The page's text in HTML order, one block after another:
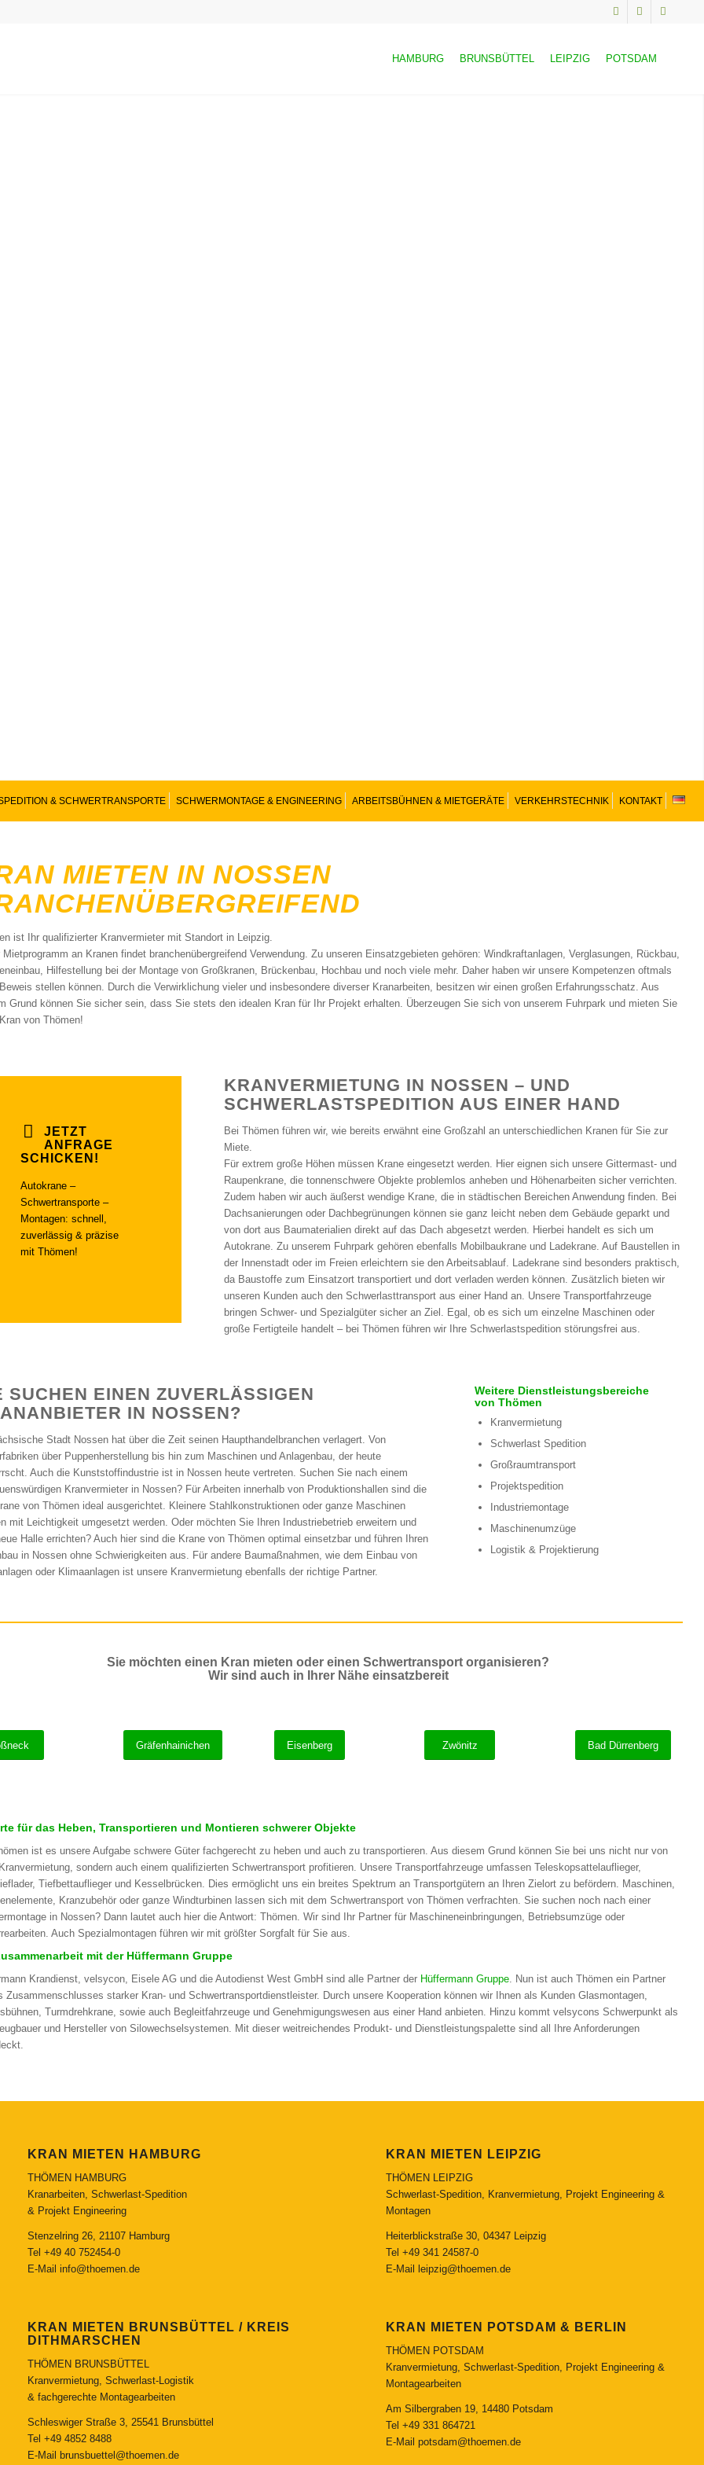
HAMBURG BRUNSBÜTTEL LEIPZIG POTSDAM
& SCHWERTRANSPORTE SCHWERMONTAGE & ENGINEERING ARBEITSBÜHNEN & MIETGERÄTE VERKEHRSTECHNIK KONTAKT
MIETEN IN NOSSEN
ist Ihr qualifizierter Kranvermieter mit Standort in Leipzig.
Mietprogramm an Kranen findet branchenübergreifend Verwendung. Zu unseren Einsatzgebieten gehören: Windkraftanlagen, Verglasungen, Rückbau,
Hilfestellung bei der Montage von Großkranen, Brückenbau, Hochbau und noch viele mehr. Daher haben wir unsere Kompetenzen oftmals
stellen können. Durch die Verwirklichung vieler und insbesondere diverser Kranarbeiten, besitzen wir einen großen Erfahrungsschatz. Aus
Grund können Sie sicher sein, dass Sie stets den idealen Kran für Ihr Projekt erhalten. Überzeugen Sie sich von unserem Fuhrpark und mieten Sie
von Thömen!
JETZT
ANFRAGE
SCHICKEN!
Autokrane –
Schwertransporte –
Montagen: schnell,
zuverlässig & präzise
mit Thömen!
KRANVERMIETUNG IN NOSSEN – UND
SCHWERLASTSPEDITION AUS EINER HAND
Bei Thömen führen wir, wie bereits erwähnt eine Großzahl an unterschiedlichen Kranen für Sie zur
Miete.
Für extrem große Höhen müssen Krane eingesetzt werden. Hier eignen sich unsere Gittermast- und
Raupenkrane, die tonnenschwere Objekte problemlos anheben und Höhenarbeiten sicher verrichten.
Zudem haben wir auch äußerst wendige Krane, die in städtischen Bereichen Anwendung finden. Bei
Dachsanierungen oder Dachbegrünungen können sie ganz leicht neben dem Gebäude geparkt und
von dort aus Baumaterialien direkt auf das Dach abgesetzt werden. Hierbei handelt es sich um
Autokrane. Zu unserem Fuhrpark gehören ebenfalls Mobilbaukrane und Ladekrane. Auf Baustellen in
der Innenstadt oder im Freien erleichtern sie den Arbeitsablauf. Ladekrane sind besonders praktisch,
da Baustoffe zum Einsatzort transportiert und dort verladen werden können. Zusätzlich bieten wir
unseren Kunden auch den Schwerlasttransport aus einer Hand an. Unsere Transportfahrzeuge
bringen Schwer- und Spezialgüter sicher an Ziel. Egal, ob es sich um einzelne Maschinen oder
große Fertigteile handelt – bei Thömen führen wir Ihre Schwerlastspedition störungsfrei aus.
SUCHEN EINEN ZUVERLÄSSIGEN
IN NOSSEN?
Stadt Nossen hat über die Zeit seinen Haupthandelbranchen verlagert. Von
über Puppenherstellung bis hin zum Maschinen und Anlagenbau, der heute
Auch die Kunststoffindustrie ist in Nossen heute vertreten. Suchen Sie nach einem
Kranvermieter in Nossen? Für Arbeiten innerhalb von Produktionshallen sind die
von Thömen ideal ausgerichtet. Kleinere Stahlkonstruktionen oder ganze Maschinen
mit Leichtigkeit umgesetzt werden. Oder möchten Sie Ihren Industriebetrieb erweitern und
Halle errichten? Auch hier sind die Krane von Thömen optimal einsetzbar und führen Ihren
in Nossen ohne Schwierigkeiten aus. Für andere Baumaßnahmen, wie dem Einbau von
oder Klimaanlagen ist unsere Kranvermietung ebenfalls der richtige Partner.
Weitere Dienstleistungsbereiche
von Thömen
Kranvermietung
Schwerlast Spedition
Großraumtransport
Projektspedition
Industriemontage
Maschinenumzüge
Logistik & Projektierung
Sie möchten einen Kran mieten oder einen Schwertransport organisieren?
Wir sind auch in Ihrer Nähe einsatzbereit
Gräfenhainichen Eisenberg Zwönitz Bad Dürrenberg
für das Heben, Transportieren und Montieren schwerer Objekte
ist es unsere Aufgabe schwere Güter fachgerecht zu heben und auch zu transportieren. Aus diesem Grund können Sie bei uns nicht nur von
sondern auch einem qualifizierten Schwertransport profitieren. Unsere Transportfahrzeuge umfassen Teleskopsattelauflieger,
Tiefbettauflieger und Kesselbrücken. Dies ermöglicht uns ein breites Spektrum an Transportgütern an Ihren Zielort zu befördern. Maschinen,
Kranzubehör oder ganze Windturbinen lassen sich mit dem Schwertransport von Thömen verfrachten. Sie suchen noch nach einer
in Nossen? Dann lautet auch hier die Antwort: Thömen. Wir sind Ihr Partner für Maschineneinbringungen, Betriebsumzüge oder
Auch Spezialmontagen führen wir mit größter Sorgfalt für Sie aus.
mit der Hüffermann Gruppe
Krandienst, velsycon, Eisele AG und die Autodienst West GmbH sind alle Partner der Hüffermann Gruppe. Nun ist auch Thömen ein Partner
Zusammenschlusses starker Kran- und Schwertransportdienstleister. Durch unsere Kooperation können wir Ihnen als Kunden Glasmontagen,
Turmdrehkrane, sowie auch Begleitfahrzeuge und Genehmigungswesen aus einer Hand anbieten. Hinzu kommt velsycons Schwerpunkt als
und Hersteller von Silowechselsystemen. Mit dieser weitreichendes Produkt- und Dienstleistungspalette sind all Ihre Anforderungen
KRAN MIETEN HAMBURG
THÖMEN HAMBURG
Kranarbeiten, Schwerlast-Spedition
& Projekt Engineering
Stenzelring 26, 21107 Hamburg
Tel +49 40 752454-0
E-Mail info@thoemen.de
KRAN MIETEN BRUNSBÜTTEL / KREIS
DITHMARSCHEN
THÖMEN BRUNSBÜTTEL
Kranvermietung, Schwerlast-Logistik
& fachgerechte Montagearbeiten
Schleswiger Straße 3, 25541 Brunsbüttel
Tel +49 4852 8488
E-Mail
brunsbuettel@thoemen.de
KRAN MIETEN LEIPZIG
THÖMEN LEIPZIG
Schwerlast-Spedition, Kranvermietung, Projekt Engineering &
Montagen
Heiterblickstraße 30, 04347 Leipzig
Tel +49 341 24587-0
E-Mail
leipzig@thoemen.de
KRAN MIETEN POTSDAM & BERLIN
THÖMEN POTSDAM
Kranvermietung, Schwerlast-Spedition, Projekt Engineering &
Montagearbeiten
Am Silbergraben 19, 14480 Potsdam
Tel +49 331 864721
E-Mail potsdam@thoemen.de